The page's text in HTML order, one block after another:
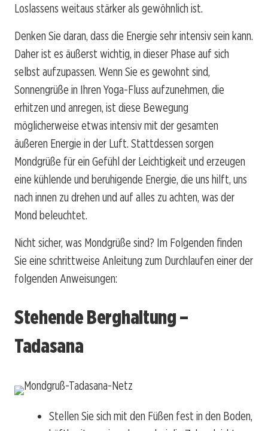
Loslassens weitaus stärker als gewöhnlich ist.
Denken Sie daran, dass die Energie sehr intensiv sein kann.
Daher ist es äußerst wichtig, in dieser Phase auf sich
selbst aufzupassen. Wenn Sie es gewohnt sind,
Sonnengrüße in Ihren Yoga-Fluss aufzunehmen, die
erhitzen und anregen, ist diese Bewegung
möglicherweise etwas intensiv mit der gesamten
äußeren Energie in der Luft. Stattdessen sorgen
Mondgrüße für ein Gefühl der Leichtigkeit und erzeugen
eine kühlende und beruhigende Energie, die uns hilft, uns
nach innen zu drehen und auf alles zu achten, was der
Mond beleuchtet.
Nicht sicher, was Mondgrüße sind? Im Folgenden finden
Sie eine schrittweise Anleitung zum Durchlaufen einer der
folgenden Anweisungen:
Stehende Berghaltung –
Tadasana
Stellen Sie sich mit den Füßen fest in den Boden,